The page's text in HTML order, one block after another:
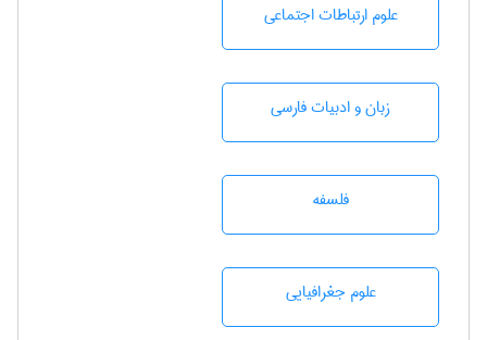
علوم ارتباطات اجتماعی
زبان و ادبيات فارسی
فلسفه
علوم جغرافيايی